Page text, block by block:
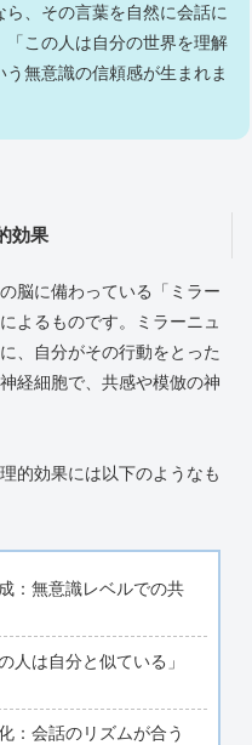
ら、その言葉を自然に会話に
「この人は自分の世界を理解
う無意識の信頼感が生まれま
効果
脳に備わっている「ミラー
よるものです。ミラーニュ
、自分がその行動をとった
経細胞で、共感や模倣の神
的効果には以下のようなも
：無意識レベルでの共
人は自分と似ている」
：会話のリズムが合う